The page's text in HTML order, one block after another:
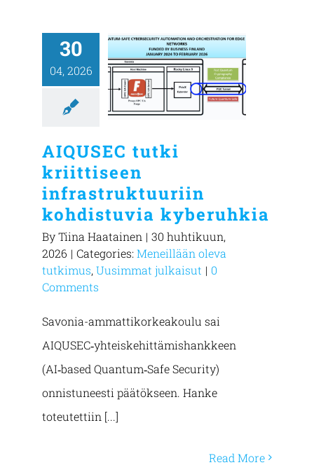
30
04, 2026
AIQUSEC tutki
kriittiseen
infrastruktuuriin
kohdistuvia kyberuhkia
ByTiina Haatainen | 30 huhtikuun,
2026 | Categories: Meneillään oleva
tutkimus, Uusimmat julkaisut | 0
Comments
Savonia-ammattikorkeakoulu sai
AIQUSEC‑yhteiskehittämishankkeen
(AI‑based Quantum‑Safe Security)
onnistuneesti päätökseen. Hanke
toteutettiin [...]
Read More